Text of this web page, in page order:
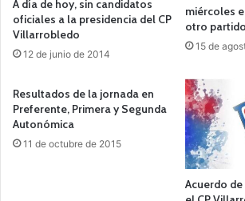
A día de hoy, sin candidatos
oficiales a la presidencia del CP
Villarrobledo
12 de junio de 2014
miércoles
otro
15 de
Resultados de la jornada en
Preferente, Primera y Segunda
Autonómica
11 de octubre de 2015
Acuerdo